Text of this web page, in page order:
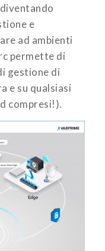
e
ad ambienti
permette di
gestione di
e su qualsiasi
compresi!).